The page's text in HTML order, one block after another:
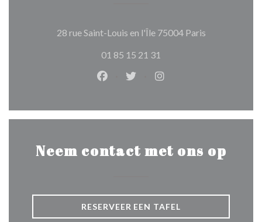
28 rue Saint-Louis en l'Île 75004 Paris((opent in
01 85 15 21 31
Facebook ((opent in een nieuw
Twitter ((opent in een
Instagram ((opent in
Neem contact met ons op
RESERVEER EEN TAFEL